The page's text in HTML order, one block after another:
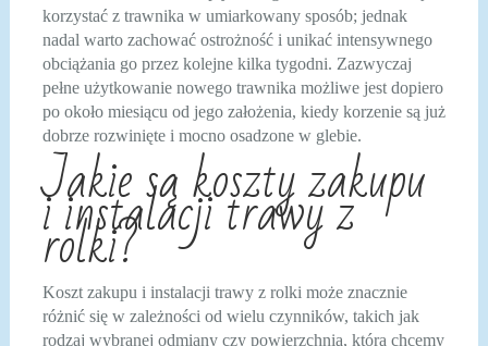
korzystać z trawnika w umiarkowany sposób; jednak
nadal warto zachować ostrożność i unikać intensywnego
obciążania go przez kolejne kilka tygodni. Zazwyczaj
pełne użytkowanie nowego trawnika możliwe jest dopiero
po około miesiącu od jego założenia, kiedy korzenie są już
dobrze rozwinięte i mocno osadzone w glebie.
Jakie są koszty zakupu
i instalacji trawy z
rolki?
Koszt zakupu i instalacji trawy z rolki może znacznie
różnić się w zależności od wielu czynników, takich jak
rodzaj wybranej odmiany czy powierzchnia, którą chcemy